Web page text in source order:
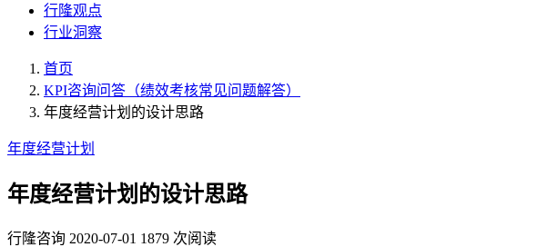
行隆观点
行业洞察
首页
KPI咨询问答（绩效考核常见问题解答）
年度经营计划的设计思路
年度经营计划
年度经营计划的设计思路
行隆咨询 2020-07-01 1879 次阅读